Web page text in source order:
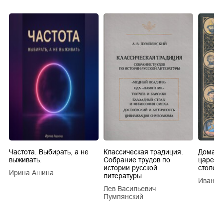
Частота. Выбирать, а не
выживать.
Ирина Ашина
Классическая традиция.
Собрание трудов по
истории русской
литературы
Лев Васильевич
Пумпянский
царей
Иван